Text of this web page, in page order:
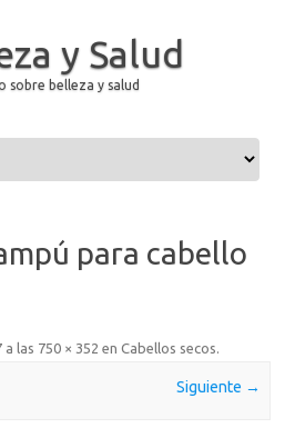
y Salud
sobre belleza y salud
para cabello
a las 750 × 352 en Cabellos secos.
Siguiente →